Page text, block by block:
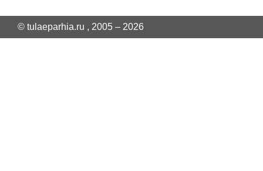
© tulaeparhia.ru , 2005 – 2026